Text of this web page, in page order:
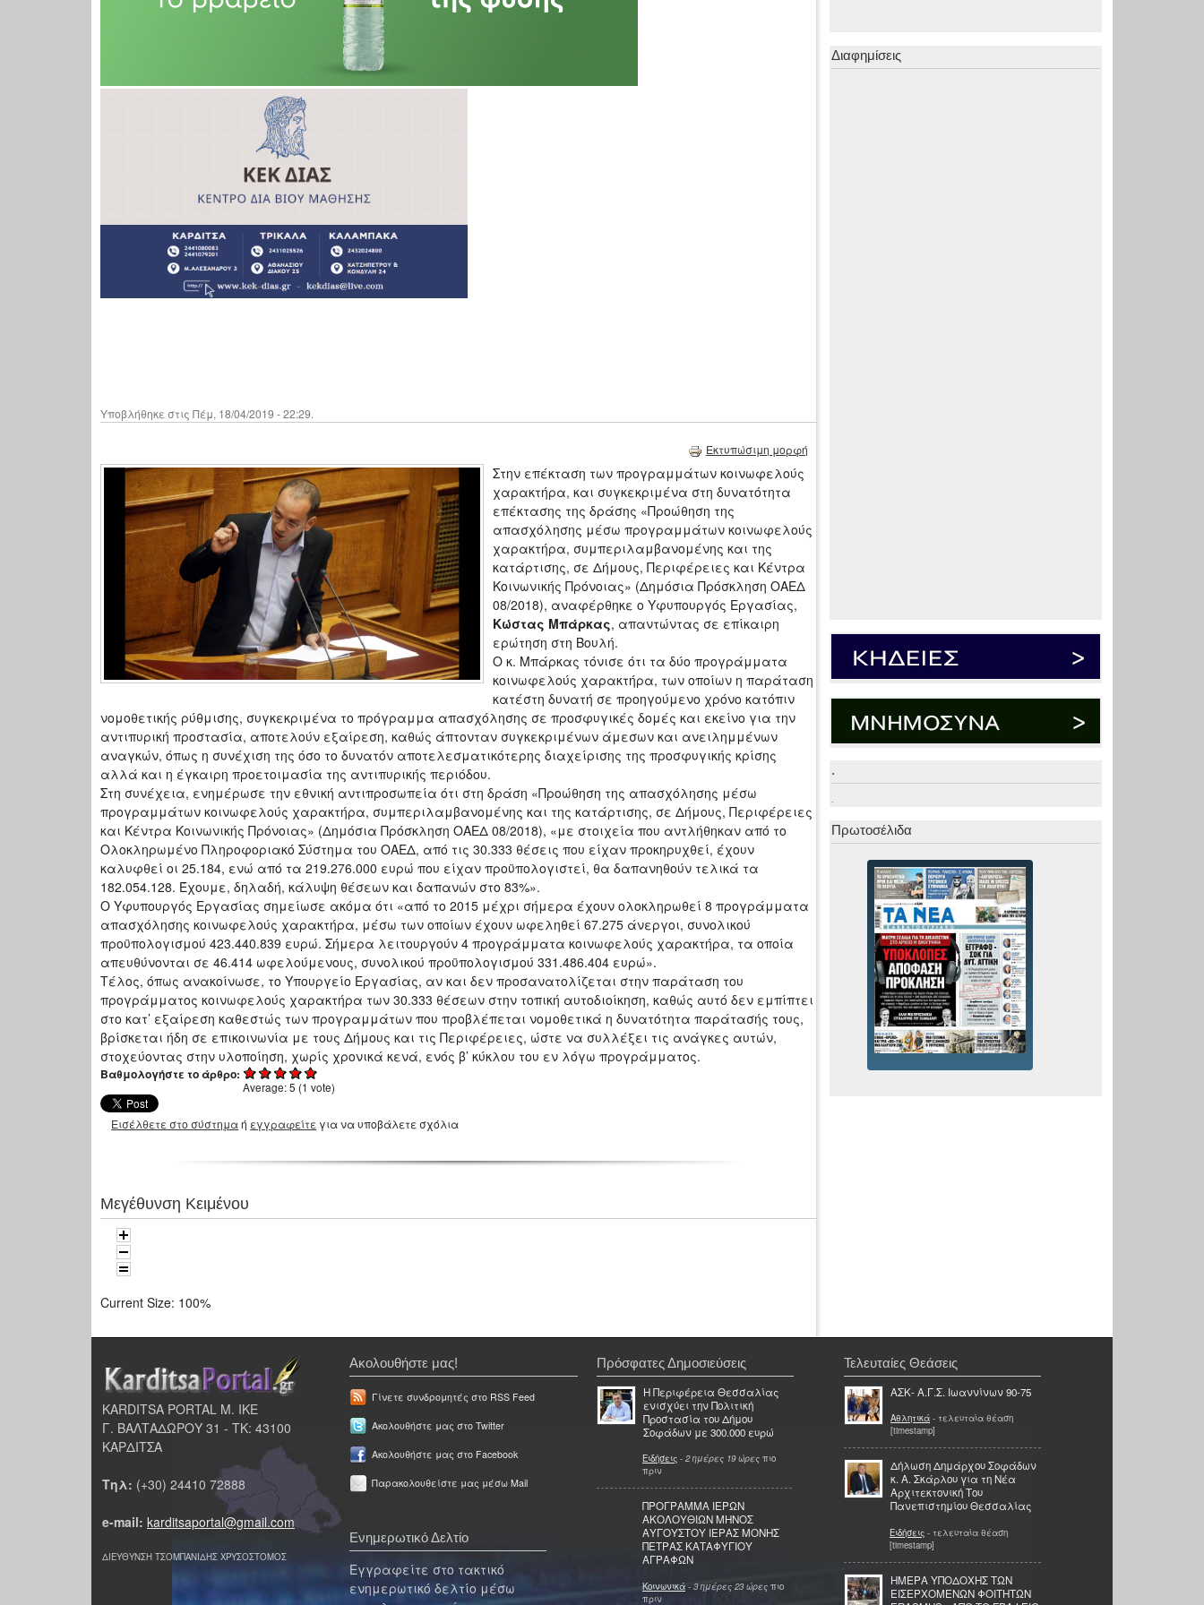
Υποβλήθηκε στις Πέμ, 18/04/2019 - 22:29.
Εκτυπώσιμη μορφή
Στην επέκταση των προγραμμάτων κοινωφελούς
χαρακτήρα, και συγκεκριμένα στη δυνατότητα
επέκτασης της δράσης «Προώθηση της
απασχόλησης μέσω προγραμμάτων κοινωφελούς
χαρακτήρα, συμπεριλαμβανομένης και της
κατάρτισης, σε Δήμους, Περιφέρειες και Κέντρα
Κοινωνικής Πρόνοιας» (Δημόσια Πρόσκληση ΟΑΕΔ
08/2018), αναφέρθηκε ο Υφυπουργός Εργασίας,
Κώστας Μπάρκας, απαντώντας σε επίκαιρη
ερώτηση στη Βουλή.
Ο κ. Μπάρκας τόνισε ότι τα δύο προγράμματα
κοινωφελούς χαρακτήρα, των οποίων η παράταση
κατέστη δυνατή σε προηγούμενο χρόνο κατόπιν
νομοθετικής ρύθμισης, συγκεκριμένα το πρόγραμμα απασχόλησης σε προσφυγικές δομές και εκείνο για την
αντιπυρική προστασία, αποτελούν εξαίρεση, καθώς άπτονταν συγκεκριμένων άμεσων και ανειλημμένων
αναγκών, όπως η συνέχιση της όσο το δυνατόν αποτελεσματικότερης διαχείρισης της προσφυγικής κρίσης
αλλά και η έγκαιρη προετοιμασία της αντιπυρικής περιόδου.
Στη συνέχεια, ενημέρωσε την εθνική αντιπροσωπεία ότι στη δράση «Προώθηση της απασχόλησης μέσω
προγραμμάτων κοινωφελούς χαρακτήρα, συμπεριλαμβανομένης και της κατάρτισης, σε Δήμους, Περιφέρειες
και Κέντρα Κοινωνικής Πρόνοιας» (Δημόσια Πρόσκληση ΟΑΕΔ 08/2018), «με στοιχεία που αντλήθηκαν από το
Ολοκληρωμένο Πληροφοριακό Σύστημα του ΟΑΕΔ, από τις 30.333 θέσεις που είχαν προκηρυχθεί, έχουν
καλυφθεί οι 25.184, ενώ από τα 219.276.000 ευρώ που είχαν προϋπολογιστεί, θα δαπανηθούν τελικά τα
182.054.128. Έχουμε, δηλαδή, κάλυψη θέσεων και δαπανών στο 83%».
Ο Υφυπουργός Εργασίας σημείωσε ακόμα ότι «από το 2015 μέχρι σήμερα έχουν ολοκληρωθεί 8 προγράμματα
απασχόλησης κοινωφελούς χαρακτήρα, μέσω των οποίων έχουν ωφεληθεί 67.275 άνεργοι, συνολικού
προϋπολογισμού 423.440.839 ευρώ. Σήμερα λειτουργούν 4 προγράμματα κοινωφελούς χαρακτήρα, τα οποία
απευθύνονται σε 46.414 ωφελούμενους, συνολικού προϋπολογισμού 331.486.404 ευρώ».
Τέλος, όπως ανακοίνωσε, το Υπουργείο Εργασίας, αν και δεν προσανατολίζεται στην παράταση του
προγράμματος κοινωφελούς χαρακτήρα των 30.333 θέσεων στην τοπική αυτοδιοίκηση, καθώς αυτό δεν εμπίπτει
στο κατ’ εξαίρεση καθεστώς των προγραμμάτων που προβλέπεται νομοθετικά η δυνατότητα παράτασής τους,
βρίσκεται ήδη σε επικοινωνία με τους Δήμους και τις Περιφέρειες, ώστε να συλλέξει τις ανάγκες αυτών,
στοχεύοντας στην υλοποίηση, χωρίς χρονικά κενά, ενός β’ κύκλου του εν λόγω προγράμματος.
Βαθμολογήστε το άρθρο:
Average:5 (1 vote)
Εισέλθετε στο σύστημαή εγγραφείτε για να υποβάλετε σχόλια
Μεγέθυνση Κειμένου
Current Size: 100%
Διαφημίσεις
.
.
Πρωτοσέλιδα
KARDITSA PORTAL Μ. ΙΚΕ
Γ. ΒΑΛΤΑΔΩΡΟΥ 31 - ΤΚ: 43100
ΚΑΡΔΙΤΣΑ
Τηλ: (+30) 24410 72888
e-mail: karditsaportal@gmail.com
ΔΙΕΥΘΥΝΣΗ ΤΣΟΜΠΑΝΙΔΗΣ ΧΡΥΣΟΣΤΟΜΟΣ
Ακολουθήστε μας!
Γίνετε συνδρομητές στο RSS Feed
Ακολουθήστε μας στο Twitter
Ακολουθήστε μας στο Facebook
Παρακολουθείστε μας μέσω Mail
Ενημερωτικό Δελτίο
Εγγραφείτε στο τακτικό
ενημερωτικό δελτίο μέσω
Πρόσφατες Δημοσιεύσεις
Η Περιφέρεια Θεσσαλίας
ενισχύει την Πολιτική
Προστασία του Δήμου
Σοφάδων με 300.000 ευρώ
Ειδήσεις - 2 ημέρες 19 ώρες πιο
πριν
ΠΡΟΓΡΑΜΜΑ ΙΕΡΩΝ
ΑΚΟΛΟΥΘΙΩΝ ΜΗΝΟΣ
ΑΥΓΟΥΣΤΟΥ ΙΕΡΑΣ ΜΟΝΗΣ
ΠΕΤΡΑΣ ΚΑΤΑΦΥΓΙΟΥ
ΑΓΡΑΦΩΝ
Κοινωνικά - 3 ημέρες 23 ώρες πιο
πριν
Τελευταίες Θεάσεις
ΑΣΚ- Α.Γ.Σ. Ιωαννίνων 90-75
Αθλητικά - τελευταία θέαση
[timestamp]
Δήλωση Δημάρχου Σοφάδων
κ. Α. Σκάρλου για τη Νέα
Αρχιτεκτονική Του
Πανεπιστημίου Θεσσαλίας
Ειδήσεις - τελευταία θέαση
[timestamp]
ΗΜΕΡΑ ΥΠΟΔΟΧΗΣ ΤΩΝ
ΕΙΣΕΡΧΟΜΕΝΩΝ ΦΟΙΤΗΤΩΝ